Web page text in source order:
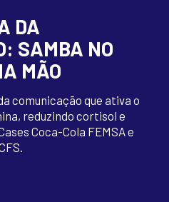
DA
SAMBA NO
MÃO
comunicação que ativa o
reduzindo cortisol e
Coca-Cola FEMSA e